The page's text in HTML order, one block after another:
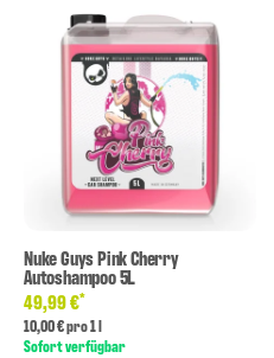
Nuke Guys Pink Cherry
Autoshampoo 5L
49,99 €*
10,00 € pro 1 l
Sofort verfügbar